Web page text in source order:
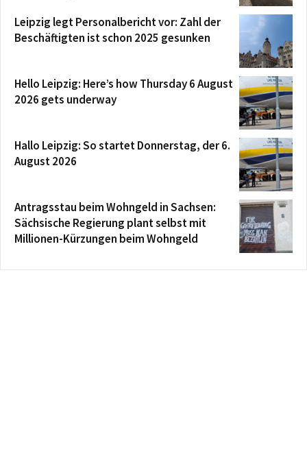
Leipzig legt Personalbericht vor: Zahl der
Beschäftigten ist schon 2025 gesunken
Hello Leipzig: Here’s how Thursday 6 August
2026 gets underway
Hallo Leipzig: So startet Donnerstag, der 6.
August 2026
Antragsstau beim Wohngeld in Sachsen:
Sächsische Regierung plant selbst mit
Millionen-Kürzungen beim Wohngeld